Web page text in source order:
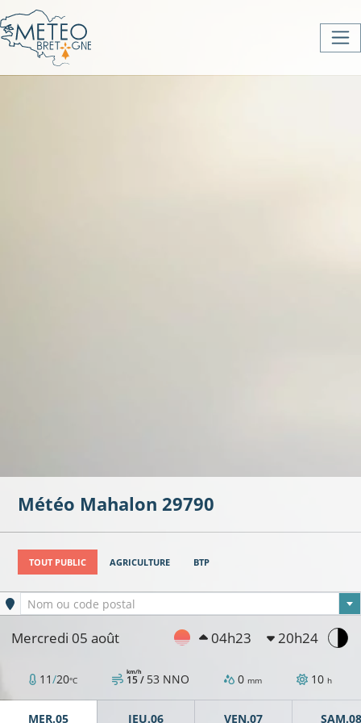
Météo Mahalon 29790
TOUT PUBLIC AGRICULTURE BTP
Ville sélectionnée
Nom ou code postal
Mercredi 05 août 04h23 20h24
11/20°C 15 /
km/h 53 NNO 0 mm 10 h
MER.05 JEU.06 VEN.07 SAM.08